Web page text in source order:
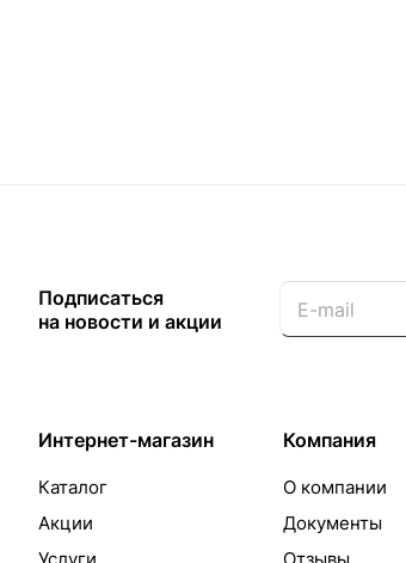
Подписаться
на новости и акции
Интернет-магазин
Каталог
Акции
Компания
О компании
Документы